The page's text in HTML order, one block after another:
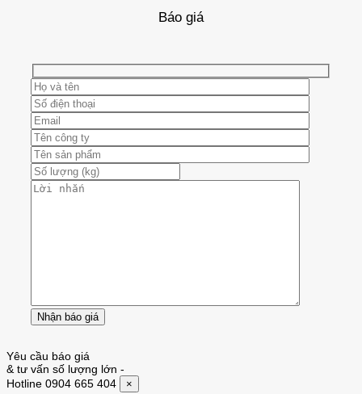
Báo giá
Yêu cầu báo giá
& tư vấn số lượng lớn -
Hotline 0904 665 404
×